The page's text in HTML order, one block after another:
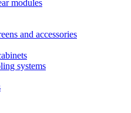
modules
and accessories
systems